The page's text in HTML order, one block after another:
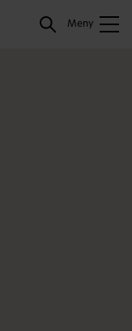
Meny
Sök